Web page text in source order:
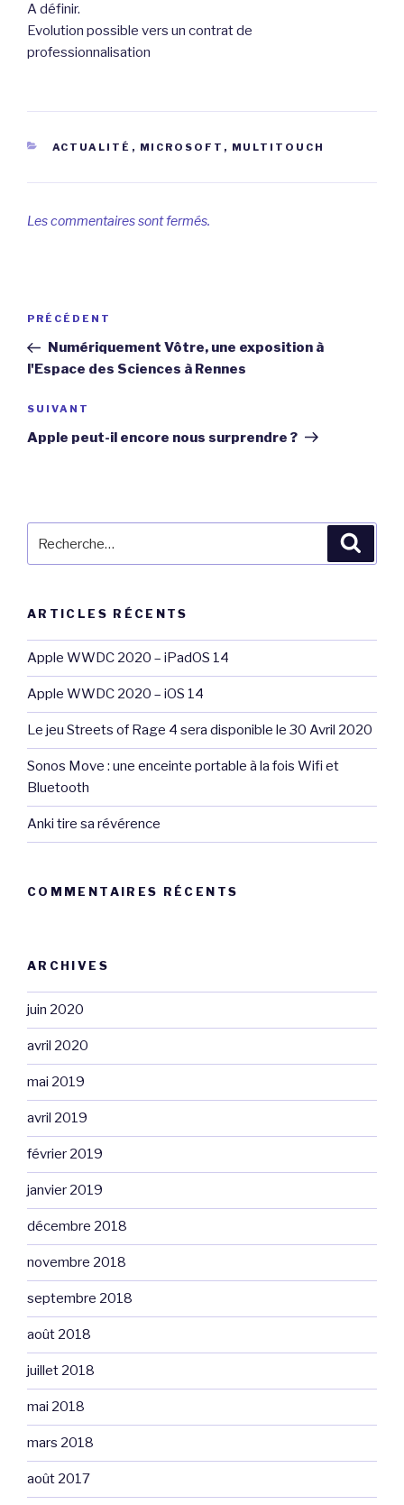
A définir.
Evolution possible vers un contrat de
professionnalisation
CATÉGORIES
ACTUALITÉ , MICROSOFT , MULTITOUCH
Les commentaires sont fermés.
Navigation
l’article
Article
précédent
PRÉCÉDENT
Numériquement Vôtre, une exposition à
l'Espace des Sciences à Rennes
Article
suivant
SUIVANT
Apple peut-il encore nous surprendre ?
pour
ARTICLES RÉCENTS
Apple WWDC 2020 – iPadOS 14
Apple WWDC 2020 – iOS 14
Le jeu Streets of Rage 4 sera disponible le 30 Avril 2020
Sonos Move : une enceinte portable à la fois Wifi et
Bluetooth
Anki tire sa révérence
COMMENTAIRES RÉCENTS
ARCHIVES
juin 2020
avril 2020
mai 2019
avril 2019
février 2019
janvier 2019
décembre 2018
novembre 2018
septembre 2018
août 2018
juillet 2018
mai 2018
mars 2018
août 2017